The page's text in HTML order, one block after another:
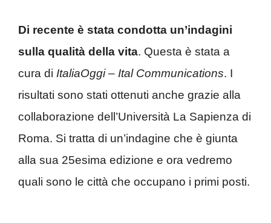
Di recente è stata condotta un’indagini
sulla qualità della vita. Questa è stata a
cura di ItaliaOggi – Ital Communications. I
risultati sono stati ottenuti anche grazie alla
collaborazione dell’Università La Sapienza di
Roma. Si tratta di un’indagine che è giunta
alla sua 25esima edizione e ora vedremo
quali sono le città che occupano i primi posti.